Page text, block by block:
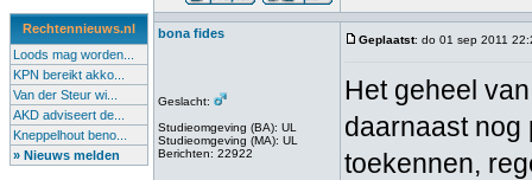
Rechtennieuws.nl
Loods mag worden...
KPN bereikt akko...
Van der Steur wi...
AKD adviseert de...
Kneppelhout beno...
» Nieuws melden
bona fides
Geslacht:
Studieomgeving (BA): UL
Studieomgeving (MA): UL
Berichten: 22922
Geplaatst: do 01 sep 2011
Het geheel
daarnaast nog
toekennen,